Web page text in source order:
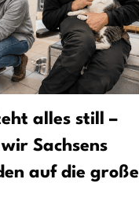
alles still –
Sachsens
auf die große